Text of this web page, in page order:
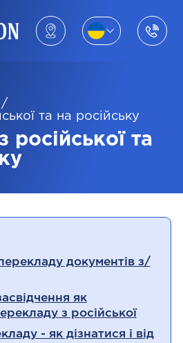
/
та на російську
російської та
документів з/
як
з російської
- як дізнатися і від